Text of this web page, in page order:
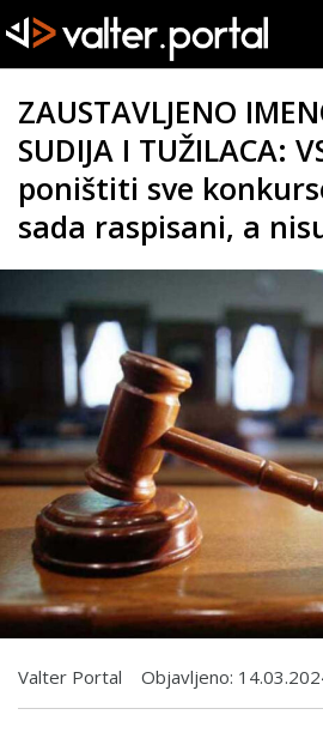
ZAUSTAVLJENO
SUDIJA I TUŽILACA:
poništiti sve
sada raspisani, a
Valter Portal Objavljeno: